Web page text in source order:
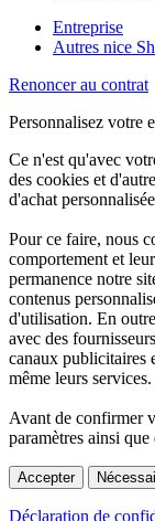
Entreprise
Autres nice
Renoncer au contrat
Personnalisez votre
Ce n'est qu'avec
des cookies et
d'achat
Pour ce faire, nous
comportement et
permanence notre
contenus
d'utilisation. En
avec des
canaux publicitaires
même leurs services.
Avant de confirmer
paramètres ainsi que
Accepter
Déclaration de